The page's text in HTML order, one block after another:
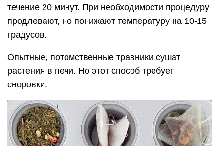
течение 20 минут. При необходимости процедуру
продлевают, но понижают температуру на 10-15
градусов.
Опытные, потомственные травники сушат
растения в печи. Но этот способ требует
сноровки.